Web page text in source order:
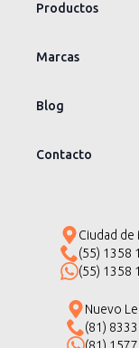
Productos
Marcas
Blog
Contacto
Ciudad
(55) 1358
(55) 1358
Nuevo
(81)
(81)